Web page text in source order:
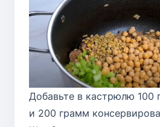
Добавьте в кастрюлю 100
и 200 грамм